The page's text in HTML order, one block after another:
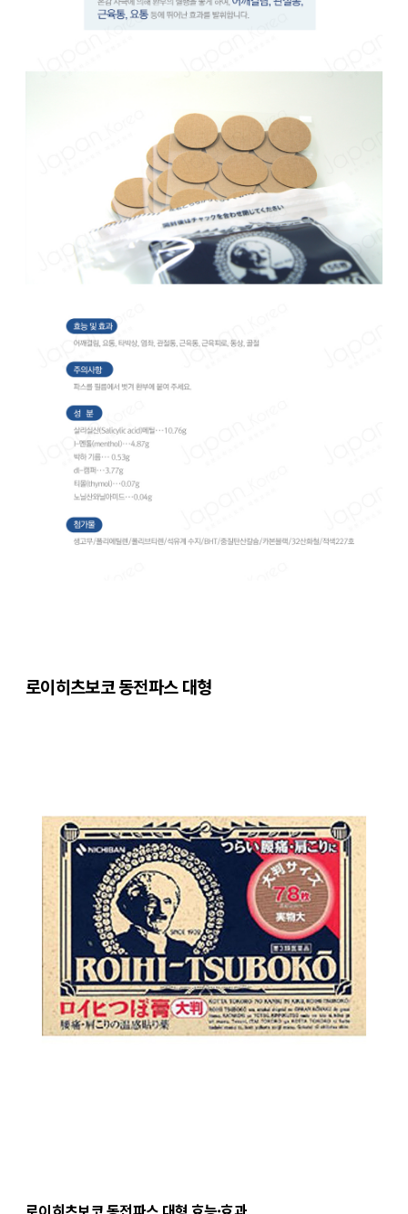
로이히츠보코 동전파스 대형